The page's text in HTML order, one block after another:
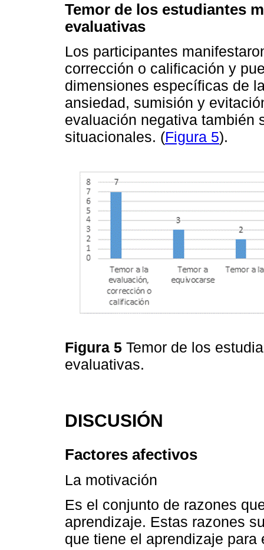
Temor de los estudiantes
evaluativas
Los participantes
corrección o calificación y
dimensiones específicas de
ansiedad, sumisión y
evaluación negativa también
situacionales. (Figura 5).
Figura 5 Temor de los
evaluativas.
DISCUSIÓN
Factores afectivos
La motivación
Es el conjunto de razones
aprendizaje. Estas razones
que tiene el aprendizaje